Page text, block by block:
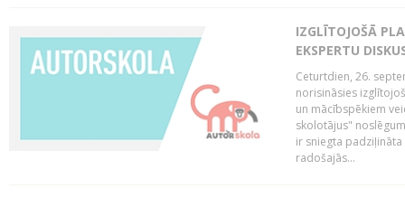
IZGLĪTOJOŠĀ
EKSPERTU
Ceturtdien, 26.
norisināsies
un mācībspēkiem
skolotājus"
ir sniegta
radošajās...